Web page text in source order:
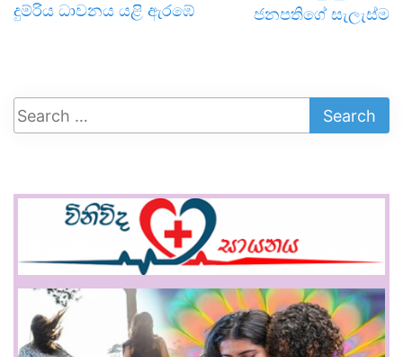
දුම්රිය ධාවනය යළි ඇරඹේ
ජනපතිගේ සැලැස්ම